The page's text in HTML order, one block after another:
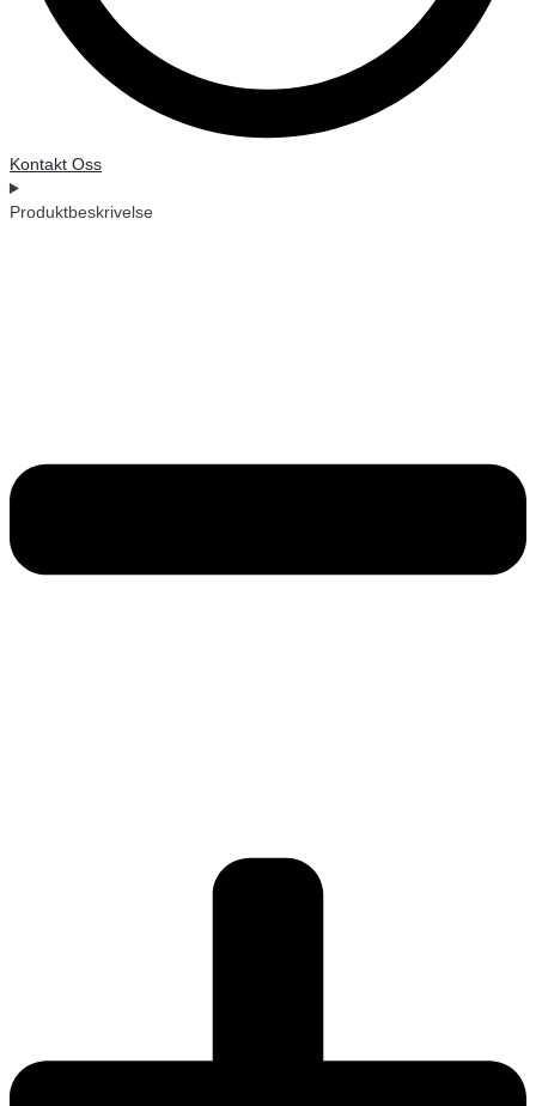
Kontakt Oss
Produktbeskrivelse